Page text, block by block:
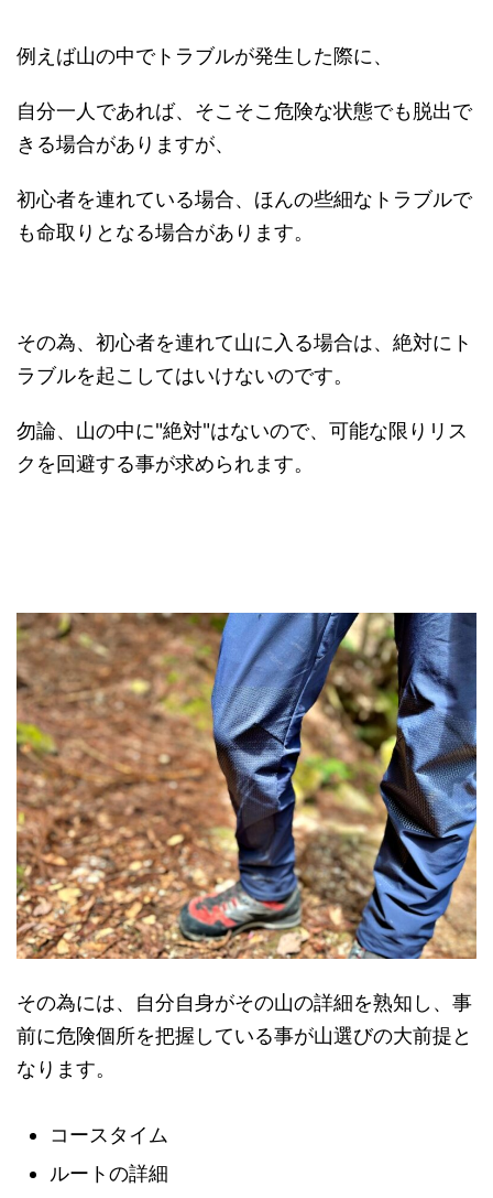
例えば山の中でトラブルが発生した際に、
自分一人であれば、そこそこ危険な状態でも脱出で
きる場合がありますが、
初心者を連れている場合、ほんの些細なトラブルで
も命取りとなる場合があります。
その為、初心者を連れて山に入る場合は、絶対にト
ラブルを起こしてはいけないのです。
勿論、山の中に"絶対"はないので、可能な限りリス
クを回避する事が求められます。
その為には、自分自身がその山の詳細を熟知し、事
前に危険個所を把握している事が山選びの大前提と
なります。
コースタイム
ルートの詳細